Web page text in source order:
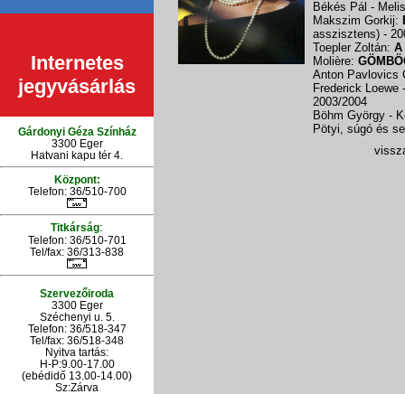
Internetes
jegyvásárlás
Gárdonyi Géza Színház
3300 Eger
Hatvani kapu tér 4.
Központ:
Telefon: 36/510-700
Titkárság:
Telefon: 36/510-701
Tel/fax: 36/313-838
Szervezőiroda
3300 Eger
Széchenyi u. 5.
Telefon: 36/518-347
Tel/fax: 36/518-348
Nyitva tartás:
H-P:9.00-17.00
(ebédidő 13.00-14.00)
Sz:Zárva
Békés Pál -
Makszim Gorkij:
asszisztens) -
Toepler Zoltán: A
Molière:
Anton Pavlovics
Frederick
2003/2004
Böhm György -
Pötyi, súgó és